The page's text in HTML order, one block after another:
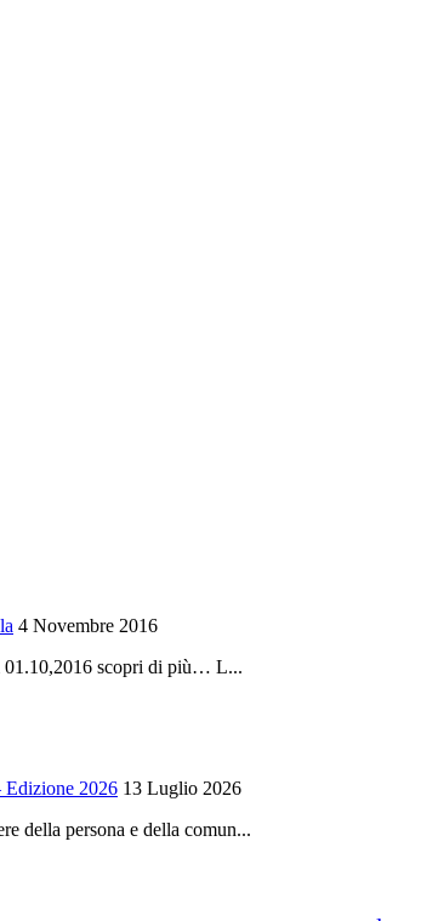
4 Novembre 2016
scopri di più… L...
2026 13 Luglio 2026
della persona e della comun...